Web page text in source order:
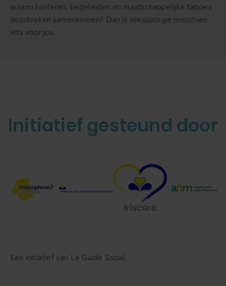
waarin luisteren, begeleiden en maatschappelijke taboes
doorbreken samenkomen? Dan is seksuologie misschien
iets voor jou.
Initiatief gesteund door
Een initiatief van Le Guide Social